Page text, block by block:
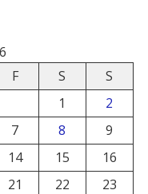
F S
S
1
2
7 8
9
14 15
16
21 22
23